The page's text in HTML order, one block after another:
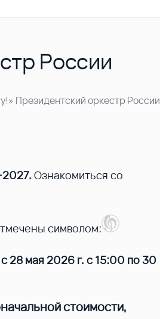
России
Президентский оркестр России
2027. Ознакомиться со
символом:
с 28 мая 2026 г. с 15:00 по 30
стоимости,